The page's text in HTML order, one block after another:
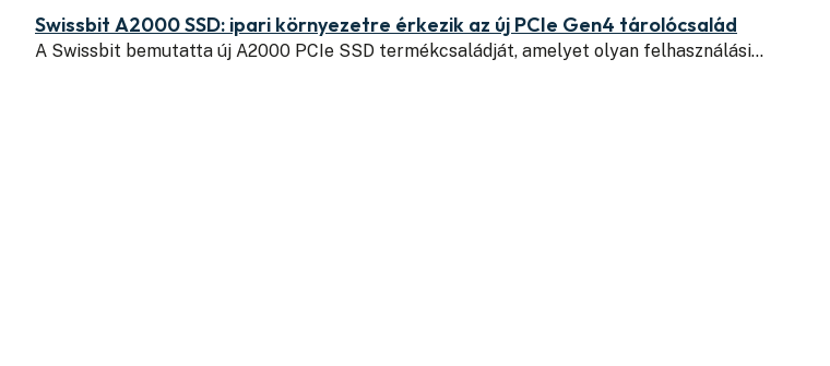
Swissbit A2000 SSD: ipari környezetre érkezik az új PCIe Gen4 tárolócsalád
A Swissbit bemutatta új A2000 PCIe SSD termékcsaládját, amelyet olyan felhasználási…